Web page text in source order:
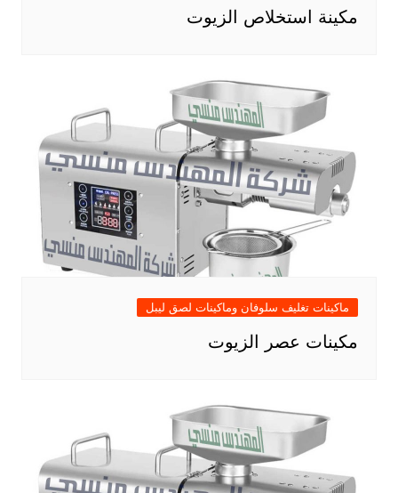
مكينة استخلاص الزيوت
ماكينات تغليف سلوفان وماكينات لصق ليبل
مكينات عصر الزيوت